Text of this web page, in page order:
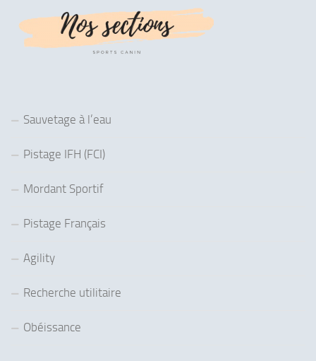
Sauvetage à l’eau
Pistage IFH (FCI)
Mordant Sportif
Pistage Français
Agility
Recherche utilitaire
Obéissance